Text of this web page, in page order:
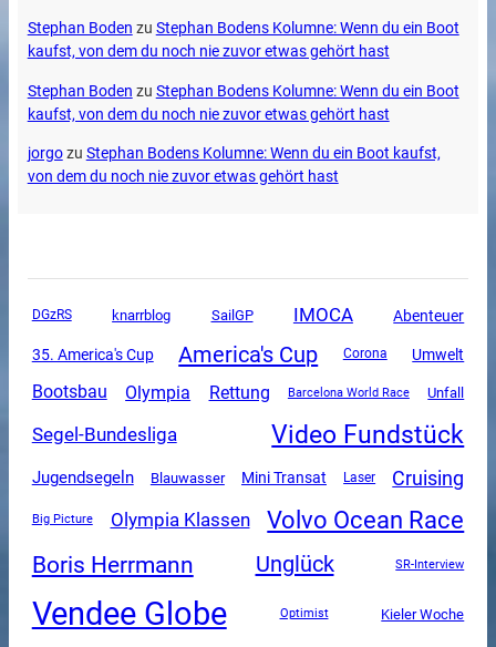
Stephan Boden zu Stephan Bodens Kolumne: Wenn du ein Boot
kaufst, von dem du noch nie zuvor etwas gehört hast
Stephan Boden zu Stephan Bodens Kolumne: Wenn du ein Boot
kaufst, von dem du noch nie zuvor etwas gehört hast
jorgozu Stephan Bodens Kolumne: Wenn du ein Boot kaufst,
von dem du noch nie zuvor etwas gehört hast
DGzRS knarrblog SailGP IMOCA Abenteuer
35. America's Cup America's Cup Corona Umwelt
Bootsbau Olympia Rettung Barcelona World Race Unfall
Segel-Bundesliga Video Fundstück
Jugendsegeln Blauwasser Mini Transat Laser Cruising
Big Picture Olympia Klassen Volvo Ocean Race
Boris Herrmann Unglück SR-Interview
Vendee Globe Optimist Kieler Woche